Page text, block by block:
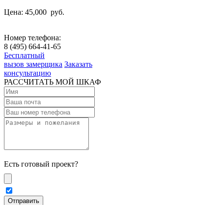
Цена: 45,000 руб.
Номер телефона:
8 (495) 664-41-65
Бесплатный
вызов замерщика Заказать
консультацию
РАССЧИТАТЬ МОЙ ШКАФ
Есть готовый проект?